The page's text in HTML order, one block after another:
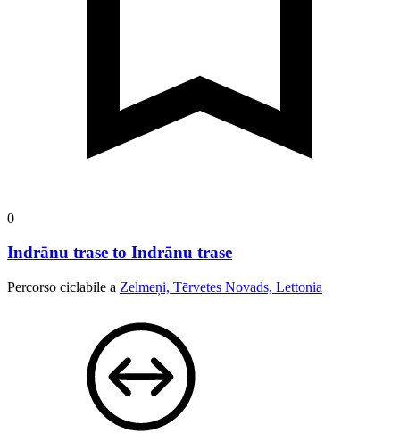
0
Indrānu trase to Indrānu trase
Percorso ciclabile a Zelmeņi, Tērvetes Novads, Lettonia